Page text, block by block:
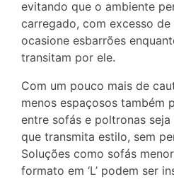
evitando que o ambiente
carregado, com excesso
ocasione esbarrões
transitam por ele.
Com um pouco mais de
menos espaçosos também
entre sofás e poltronas
que transmita estilo, sem
Soluções como sofás
formato em ‘L’ podem ser